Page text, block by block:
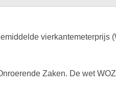
Zaken. De wet